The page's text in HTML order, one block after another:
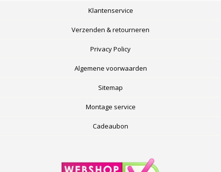
Klantenservice
Verzenden & retourneren
Privacy Policy
Algemene voorwaarden
Sitemap
Montage service
Cadeaubon